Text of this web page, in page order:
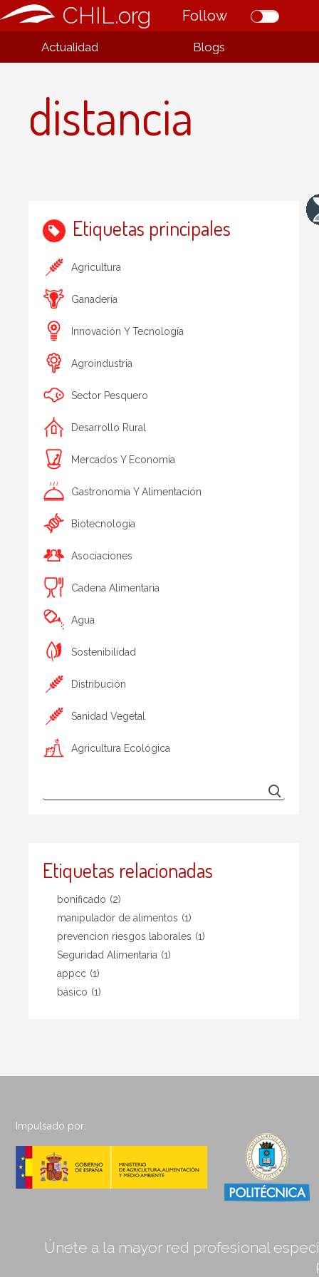
CHIL.org Follow
Actualidad Blogs
distancia
Etiquetas principales
Agricultura
Ganadería
Innovación Y Tecnología
Agroindustria
Sector Pesquero
Desarrollo Rural
Mercados Y Economía
Gastronomía Y Alimentación
Biotecnologia
Asociaciones
Cadena Alimentaria
Agua
Sostenibilidad
Distribución
Sanidad Vegetal
Agricultura Ecológica
Etiquetas relacionadas
bonificado (2)
manipulador de alimentos (1)
prevencion riesgos laborales (1)
Seguridad Alimentaria (1)
appcc (1)
básico (1)
Impulsado por:
Únete a la mayor red profesional